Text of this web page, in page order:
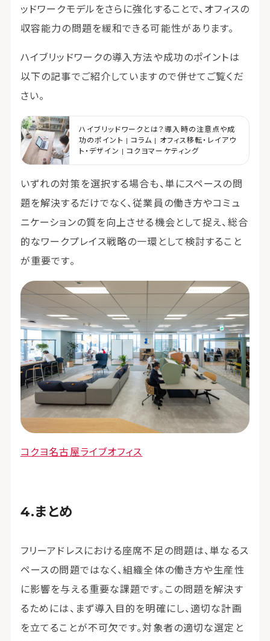
ッドワークモデルをさらに強化することで、オフィスの
収容能力の問題を緩和できる可能性があります。
ハイブリッドワークの導入方法や成功のポイントは
以下の記事でご紹介していますので併せてご覧くだ
さい。
ハイブリッドワークとは？導入時の注意点や成
功のポイント | コラム | オフィス移転・レイアウ
ト・デザイン | コクヨマーケティング
いずれの対策を選択する場合も、単にスペースの問
題を解決するだけでなく、従業員の働き方やコミュ
ニケーションの質を向上させる機会として捉え、総合
的なワークプレイス戦略の一環として検討すること
が重要です。
コクヨ名古屋ライブオフィス
まとめ
フリーアドレスにおける座席不足の問題は、単なるス
ペースの問題ではなく、組織全体の働き方や生産性
に影響を与える重要な課題です。この問題を解決す
るためには、まず導入目的を明確にし、適切な計画
を立てることが不可欠です。対象者の適切な選定と